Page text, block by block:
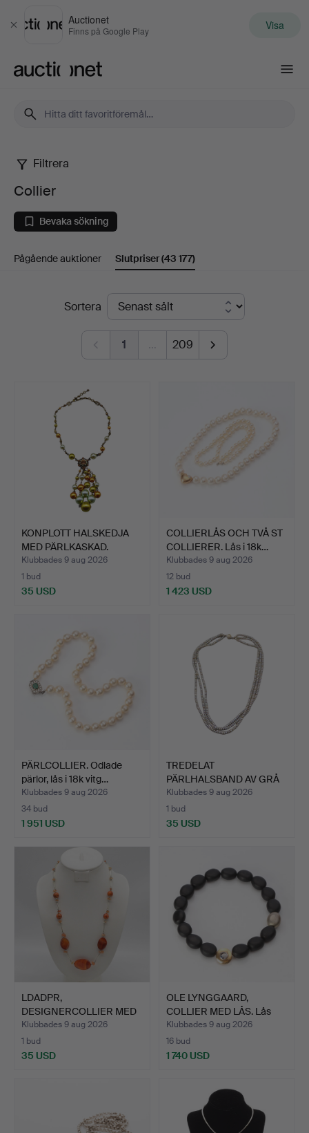
Stäng
Auctionet
Finns på Google Play Visa
Collier
Filtrera
Collier
Bevaka sökning
Pågående auktioner Slutpriser(43 177)
SlutpriserSortera
1 … 209
KONPLOTT HALSKEDJA
MED PÄRLKASKAD.
Klubbades 9 aug 2026
1 bud
35 USD
COLLIERLÅS OCH TVÅ ST
COLLIERER. Lås i 18k…
Klubbades 9 aug 2026
12 bud
1 423 USD
PÄRLCOLLIER. Odlade
pärlor, lås i 18k vitg…
Klubbades 9 aug 2026
34 bud
1 951 USD
TREDELAT
PÄRLHALSBAND AV GRÅ
ODLARE PÄRLOR…
Klubbades 9 aug 2026
1 bud
35 USD
LDADPR,
DESIGNERCOLLIER MED
KARNEOLPÄRLOR,…
Klubbades 9 aug 2026
1 bud
35 USD
OLE LYNGGAARD,
COLLIER MED LÅS. Lås
"Luna"…
Klubbades 9 aug 2026
16 bud
1 740 USD